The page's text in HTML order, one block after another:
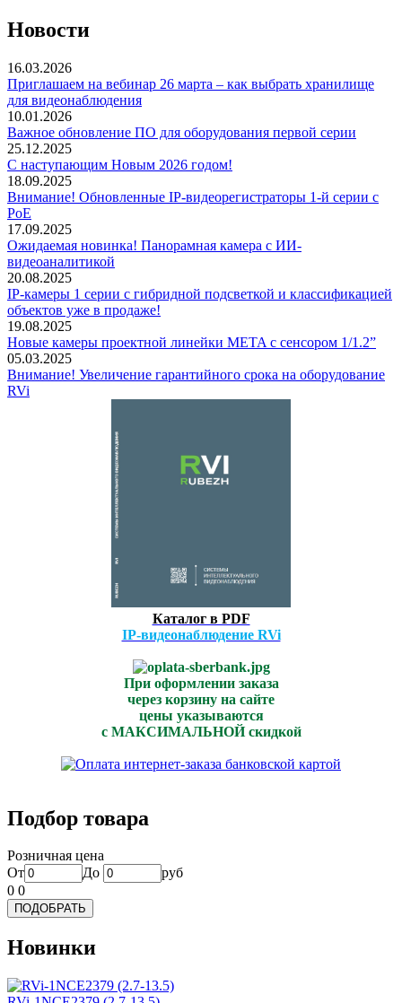
Новости
16.03.2026
Приглашаем на вебинар 26 марта – как выбрать хранилище
для видеонаблюдения
10.01.2026
Важное обновление ПО для оборудования первой серии
25.12.2025
С наступающим Новым 2026 годом!
18.09.2025
Внимание! Обновленные IP-видеорегистраторы 1-й серии с
PoE
17.09.2025
Ожидаемая новинка! Панорамная камера с ИИ-
видеоаналитикой
20.08.2025
IP-камеры 1 серии с гибридной подсветкой и классификацией
объектов уже в продаже!
19.08.2025
Новые камеры проектной линейки META с сенсором 1/1.2”
05.03.2025
Внимание! Увеличение гарантийного срока на оборудование
RVi
Каталог в PDF
IP-видеонаблюдение RVi
При оформлении заказа
через корзину на сайте
цены указываются
с МАКСИМАЛЬНОЙ скидкой
Подбор товара
Розничная цена
От
До
руб
0 0
Новинки